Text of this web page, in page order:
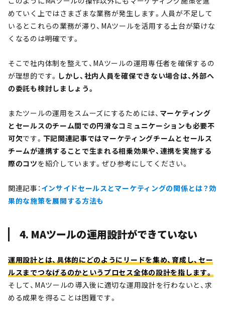
めていく上ではさまざまな業務が発生します。人員が不足して
いるとこれらの業務が滞り、MAツールを活用する土台が築けな
くなるのは明確です。
そこで社内体制を整えて、MAツールの運用専任者を確保するの
が理想的です。 しかし、社内人員を確保できない場合は、外部へ
の委託も検討しましょう。
またツールの運用をスムーズにするためには、 マーケティング
とセールスのチーム間での円滑なコミュニケーションも必要不
可欠です。 下記関連記事ではマーケティングチームとセールス
チームが連携することで生まれる相乗効果や、連携を実施する
際のコツを紹介しています。ぜひ参考にしてください。
関連記事：インサイドセールスとマーケティングの関係とは？効
果的な施策を展開する方法も
4. MAツールの運用設計ができていない
運用設計とは、具体的にどのようにリードを集め、育成し、セー
ルスまでつなげるのかというプロセス全体の設計を指します。
そして、MAツールの導入後に適切な運用設計を行わないと、求
める成果を得ることは困難です。